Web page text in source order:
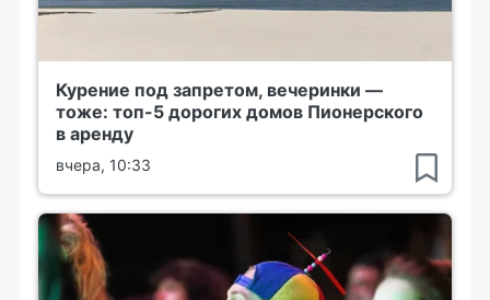
Курение под запретом, вечеринки —
тоже: топ-5 дорогих домов Пионерского
в аренду
вчера, 10:33